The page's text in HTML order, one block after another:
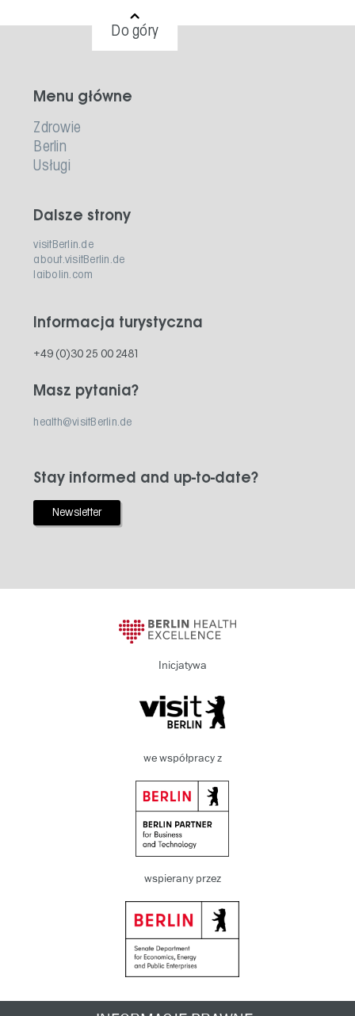
Do góry
Menu główne
Zdrowie
Berlin
Usługi
Dalsze strony
visitBerlin.de
about.visitBerlin.de
laibolin.com
Informacja turystyczna
+49 (0)30 25 00 2481
Masz pytania?
health@visitBerlin.de
Stay informed and up-to-date?
Newsletter
Inicjatywa
we współpracy z
wspierany przez